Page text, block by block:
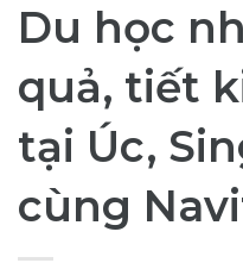
Du học
quả, tiết
tại Úc,
cùng